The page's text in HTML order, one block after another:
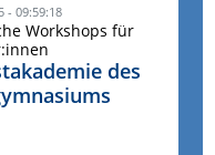
- 09:59:18
Workshops für
des